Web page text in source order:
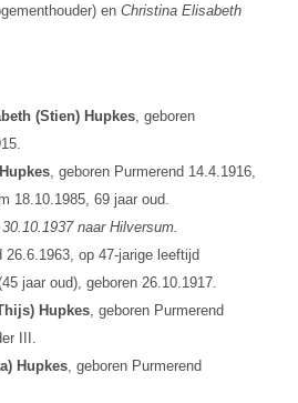
en Christina Elisabeth
(Stien) Hupkes, geboren
, geboren Purmerend 14.4.1916,
18.10.1985, 69 jaar oud.
naar Hilversum.
26.6.1963, op 47-jarige leeftijd
jaar oud), geboren 26.10.1917.
Hupkes, geboren Purmerend
III.
Hupkes, geboren Purmerend